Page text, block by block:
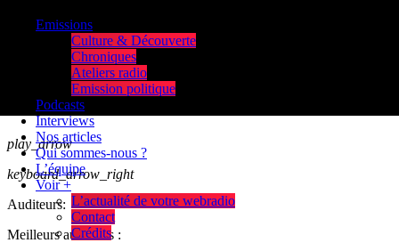
play_arrow
keyboard_arrow_right
Auditeurs:
Meilleurs auditeurs :
Emissions
Culture & Découverte
Chroniques
Ateliers radio
Emission politique
Podcasts
Interviews
Nos articles
Qui sommes-nous ?
L’équipe
Voir +
L’actualité de votre webradio
Contact
Crédits